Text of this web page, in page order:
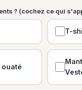
? (cochez ce qui
T-